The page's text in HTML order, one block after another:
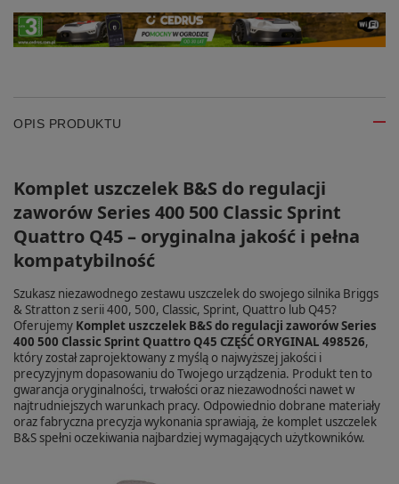
OPIS PRODUKTU
Komplet uszczelek B&S do regulacji
zaworów Series 400 500 Classic Sprint
Quattro Q45 – oryginalna jakość i pełna
kompatybilność
Szukasz niezawodnego zestawu uszczelek do swojego silnika Briggs
& Stratton z serii 400, 500, Classic, Sprint, Quattro lub Q45?
Oferujemy Komplet uszczelek B&S do regulacji zaworów Series
400 500 Classic Sprint Quattro Q45 CZĘŚĆ ORYGINAL 498526,
który został zaprojektowany z myślą o najwyższej jakości i
precyzyjnym dopasowaniu do Twojego urządzenia. Produkt ten to
gwarancja oryginalności, trwałości oraz niezawodności nawet w
najtrudniejszych warunkach pracy. Odpowiednio dobrane materiały
oraz fabryczna precyzja wykonania sprawiają, że komplet uszczelek
B&S spełni oczekiwania najbardziej wymagających użytkowników.